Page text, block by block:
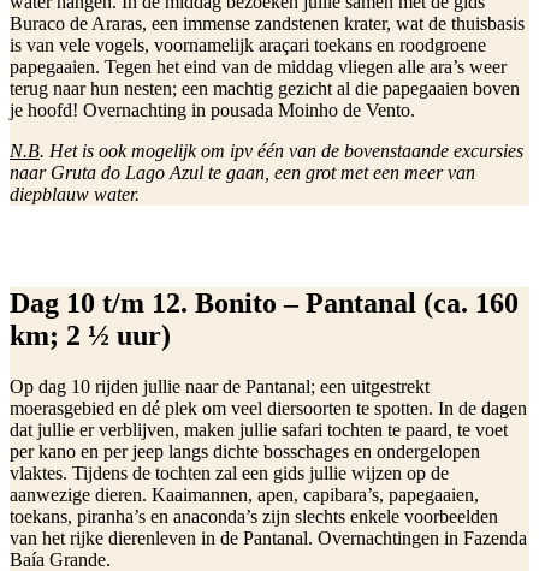
Buraco de Araras, een immense zandstenen krater, wat de thuisbasis
is van vele vogels, voornamelijk araçari toekans en roodgroene
papegaaien. Tegen het eind van de middag vliegen alle ara’s weer
terug naar hun nesten; een machtig gezicht al die papegaaien boven
je hoofd! Overnachting in pousada Moinho de Vento.
N.B. Het is ook mogelijk om ipv één van de bovenstaande excursies
naar Gruta do Lago Azul te gaan, een grot met een meer van
diepblauw water.
Dag 10 t/m 12. Bonito – Pantanal (ca. 160
km; 2 ½ uur)
Op dag 10 rijden jullie naar de Pantanal; een uitgestrekt
moerasgebied en dé plek om veel diersoorten te spotten. In de dagen
dat jullie er verblijven, maken jullie safari tochten te paard, te voet
per kano en per jeep langs dichte bosschages en ondergelopen
vlaktes. Tijdens de tochten zal een gids jullie wijzen op de
aanwezige dieren. Kaaimannen, apen, capibara’s, papegaaien,
toekans, piranha’s en anaconda’s zijn slechts enkele voorbeelden
van het rijke dierenleven in de Pantanal. Overnachtingen in Fazenda
Baía Grande.